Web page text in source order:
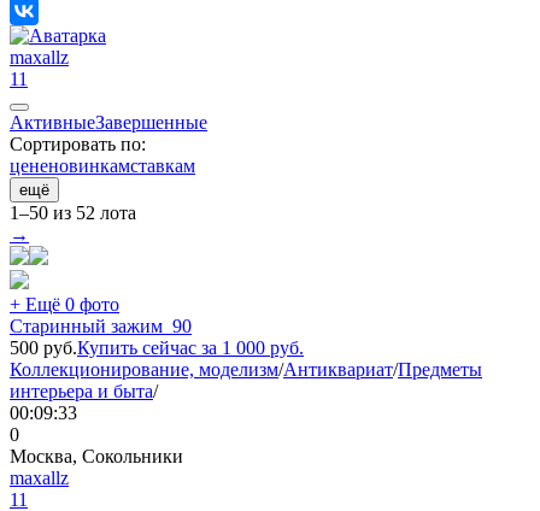
maxallz
11
АктивныеЗавершенные
Сортировать по:
цененовинкамставкам
ещё
1–50 из 52 лота
→
+ Ещё 0 фото
Старинный зажим_90
500 руб.Купить сейчас за 1 000 руб.
Коллекционирование, моделизм/Антиквариат/Предметы
интерьера и быта/
00:09:33
0
Москва, Сокольники
maxallz
11